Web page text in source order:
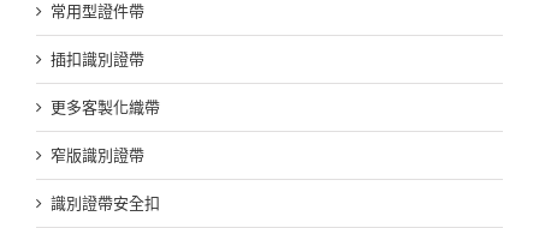
常用型證件帶
插扣識別證帶
更多客製化織帶
窄版識別證帶
識別證帶安全扣